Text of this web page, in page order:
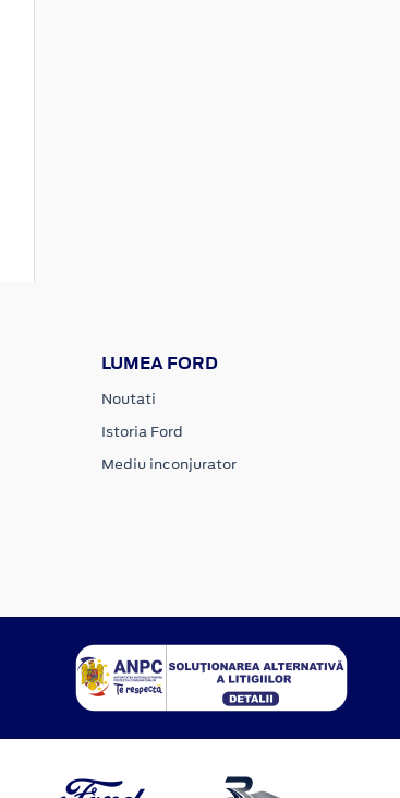
LUMEA FORD
Noutati
Istoria Ford
Mediu inconjurator